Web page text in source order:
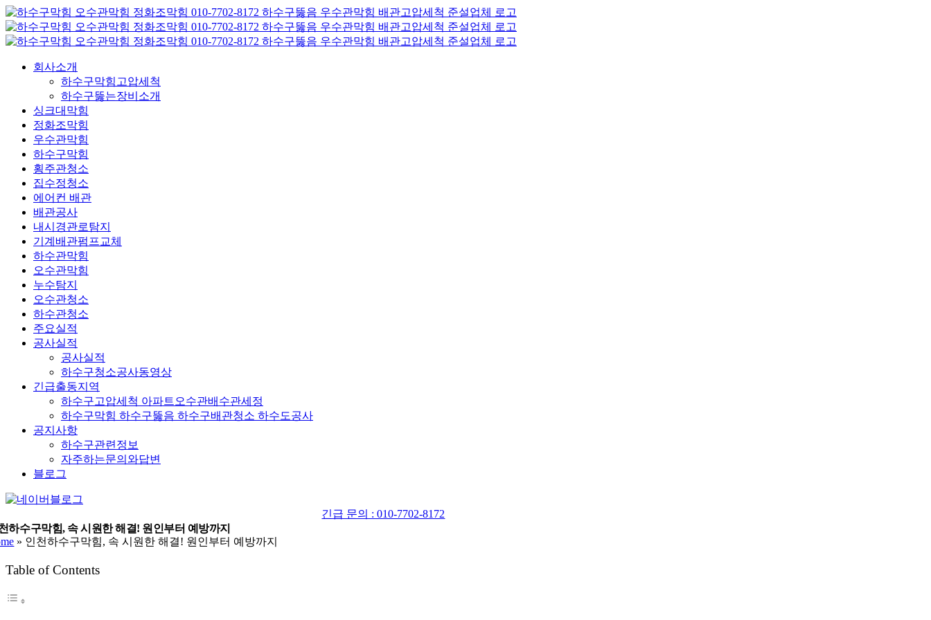
콘
텐
츠
회사소개
하수구막힘고압세척
하수구뚫는장비소개
싱크대막힘
정화조막힘
우수관막힘
하수구막힘
횡주관청소
집수정청소
에어컨 배관
배관공사
내시경관로탐지
기계배관펌프교체
하수관막힘
오수관막힘
누수탐지
오수관청소
하수관청소
주요실적
공사실적
공사실적
하수구청소공사동영상
긴급출동지역
하수구고압세척 아파트오수관배수관세정
하수구막힘 하수구뚫음 하수구배관청소 하수도공사
공지사항
하수구관련정보
자주하는문의와답변
블로그
네
버
블
그
긴급 문의 : 010-7702-8172
하수구막힘, 속 시원한 해결! 원인부터 예방까지
» 인천하수구막힘, 속 시원한 해결! 원인부터 예방까지
Table of Contents